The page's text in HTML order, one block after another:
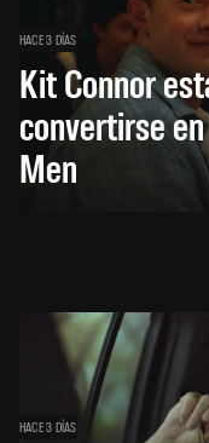
HACE 3 DÍAS
Kit Connor
convertirse
Men
HACE 3 DÍAS